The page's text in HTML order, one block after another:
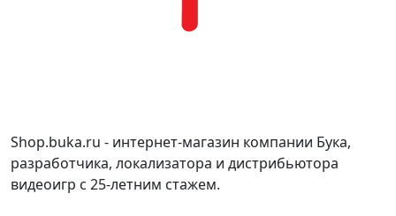
Shop.buka.ru - интернет-магазин компании Бука,
разработчика, локализатора и дистрибьютора
видеоигр с 25-летним стажем.